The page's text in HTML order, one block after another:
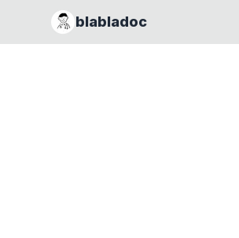
blabladoc